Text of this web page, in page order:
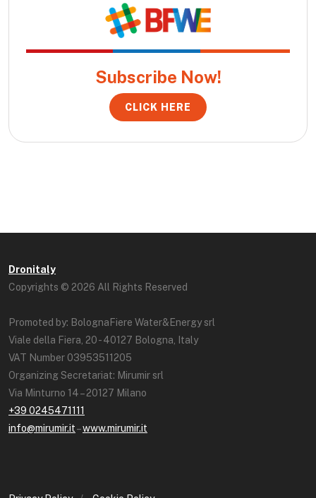
Subscribe Now!
CLICK HERE
Dronitaly
Copyrights © 2026 All Rights Reserved
Promoted by: BolognaFiere Water&Energy srl
Viale della Fiera, 20 - 40127 Bologna, Italy
VAT Number 03953511205
Organizing Secretariat: Mirumir srl
Via Minturno 14 – 20127 Milano
+39 0245471111
info@mirumir.it–www.mirumir.it